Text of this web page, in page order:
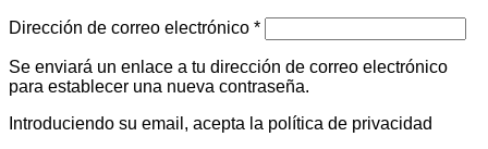
Dirección de correo electrónico *Obligatorio
Se enviará un enlace a tu dirección de correo electrónico
para establecer una nueva contraseña.
Introduciendo su email, acepta la política de privacidad